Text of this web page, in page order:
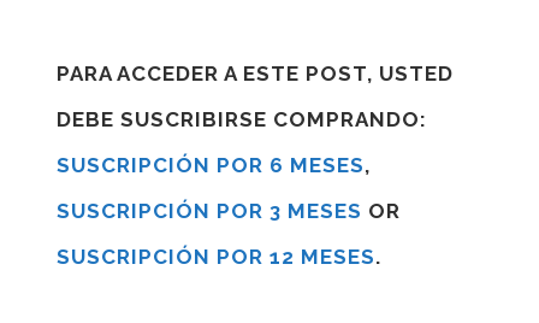
PARA ACCEDER A ESTE POST, USTED
DEBE SUSCRIBIRSE COMPRANDO:
SUSCRIPCIÓN POR 6 MESES,
SUSCRIPCIÓN POR 3 MESES OR
SUSCRIPCIÓN POR 12 MESES.